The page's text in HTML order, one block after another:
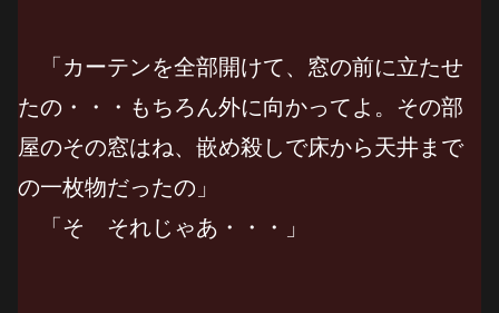
「カーテンを全部開けて、窓の前に立たせ
たの・・・もちろん外に向かってよ。その部
屋のその窓はね、嵌め殺しで床から天井まで
の一枚物だったの」
「そ それじゃあ・・・」